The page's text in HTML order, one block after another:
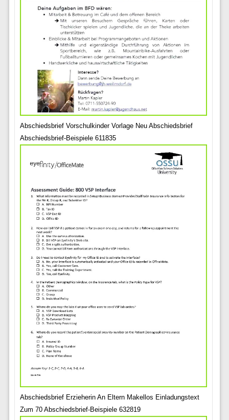
Abschiedsbrief Vorschulkinder Vorlage Neu Abschiedsbrief
Abschiedsbrief-Beispiele 611835
Abschiedsbrief Erzieherin An Eltern Makellos Einladungstext
Zum 70 Abschiedsbrief-Beispiele 632819